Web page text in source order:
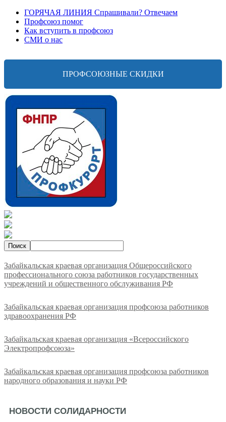
ГОРЯЧАЯ ЛИНИЯ Спрашивали? Отвечаем
Профсоюз помог
Как вступить в профсоюз
СМИ о нас
ПРОФСОЮЗНЫЕ СКИДКИ
Забайкальская краевая организация Общероссийского
профессионального союза работников государственных
учреждений и общественного обслуживания РФ
Забайкальская краевая организация профсоюза работников
здравоохранения РФ
Забайкальская краевая организация «Всероссийского
Электропрофсоюза»
Забайкальская краевая организация профсоюза работников
народного образования и науки РФ
НОВОСТИ СОЛИДАРНОСТИ